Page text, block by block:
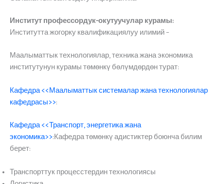
Институт профессордук-окутуучулар курамы:
Институтта жогорку квалификациялуу илимий –
Маалыматтык технологиялар, техника жана экономика
институтунун курамы төмөнкү бөлүмдөрдөн турат:
Кафедра <<Маалыматтык системалар жана технологиялар
кафедрасы>>:
Кафедра <<Транспорт, энергетика жана
экономика>>:Кафедра төмөнкү адистиктер боюнча билим
берет:
Транспорттук процесстердин технологиясы